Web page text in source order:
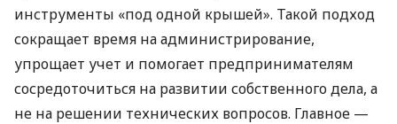
инструменты «под одной крышей». Такой подход
сокращает время на администрирование,
упрощает учет и помогает предпринимателям
сосредоточиться на развитии собственного дела, а
не на решении технических вопросов. Главное —